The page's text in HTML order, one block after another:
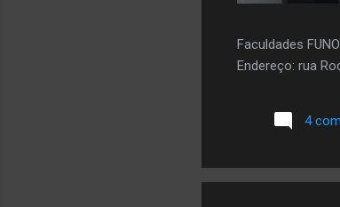
Faculdades
Endereço: rua
4